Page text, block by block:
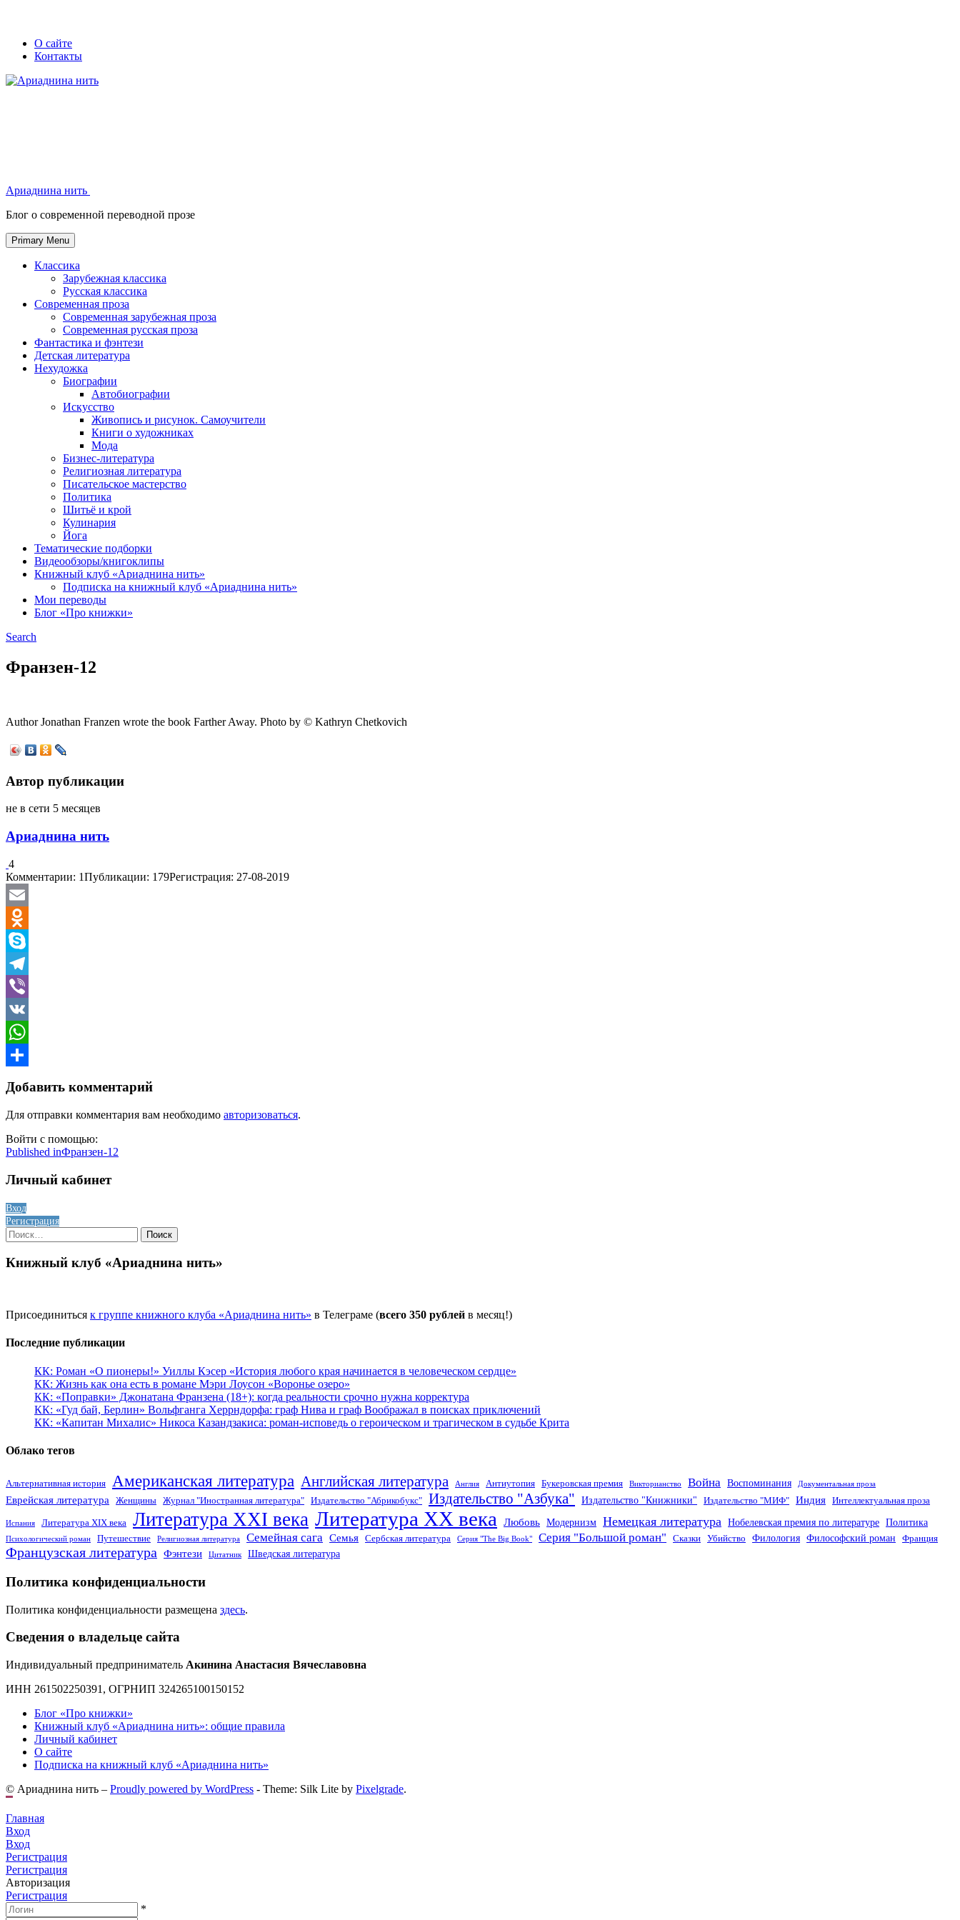
Skip
Secondary
left
navigation
Secondary
right
navigation
О сайте
Контакты
Ариаднина нить
Блог о современной переводной прозе
Primary Menu
Классика
Зарубежная классика
Русская классика
Современная проза
Современная зарубежная проза
Современная русская проза
Фантастика и фэнтези
Детская литература
Нехудожка
Биографии
Автобиографии
Искусство
Живопись и рисунок. Самоучители
Книги о художниках
Мода
Бизнес-литература
Религиозная литература
Писательское мастерство
Политика
Шитьё и крой
Кулинария
Йога
Тематические подборки
Видеообзоры/книгоклипы
Книжный клуб «Ариаднина нить»
Подписка на книжный клуб «Ариаднина нить»
Мои переводы
Блог «Про книжки»
Search
Франзен-12
Author Jonathan Franzen wrote the book Farther Away. Photo by © Kathryn Chetkovich
Автор публикации
не в сети 5 месяцев
Ариаднина нить
4
Комментарии: 1Публикации: 179Регистрация: 27-08-2019
Email
Odnoklassniki
Skype
Telegram
Viber
VK
WhatsApp
Добавить комментарий
Для отправки комментария вам необходимо авторизоваться.
Войти с помощью:
Навигация
по
Published inФранзен-12
Личный кабинет
Вход
Регистрация
Найти:
Книжный клуб «Ариаднина нить»
Присоединиться к группе книжного клуба «Ариаднина нить» в Телеграме (всего 350 рублей в месяц!)
Последние публикации
КК: Роман «О пионеры!» Уиллы Кэсер «История любого края начинается в человеческом сердце»
КК: Жизнь как она есть в романе Мэри Лоусон «Воронье озеро»
КК: «Поправки» Джонатана Франзена (18+): когда реальности срочно нужна корректура
КК: «Гуд бай, Берлин» Вольфганга Херрндорфа: граф Нива и граф Воображал в поисках приключений
КК: «Капитан Михалис» Никоса Казандзакиса: роман-исповедь о героическом и трагическом в судьбе Крита
Облако тегов
Альтернативная история Американская литература Английская литература Англия Антиутопия Букеровская премия Викторианство Война Воспоминания Документальная проза
Еврейская литература Женщины Журнал "Иностранная литература" Издательство "Абрикобукс" Издательство "Азбука" Издательство "Книжники" Издательство "МИФ" Индия Интеллектуальная проза
Испания Литература XIX века Литература XXI века Литература XX века Любовь Модернизм Немецкая литература Нобелевская премия по литературе Политика
Психологический роман Путешествие Религиозная литература Семейная сага Семья Сербская литература Серия "The Big Book" Серия "Большой роман" Сказки Убийство Филология Философский роман Франция
Французская литература Фэнтези Цитатник Шведская литература
Политика конфиденциальности
Политика конфиденциальности размещена здесь.
Сведения о владельце сайта
Индивидуальный предприниматель Акинина Анастасия Вячеславовна
ИНН 261502250391, ОГРНИП 324265100150152
Блог «Про книжки»
Книжный клуб «Ариаднина нить»: общие правила
Личный кабинет
О сайте
Подписка на книжный клуб «Ариаднина нить»
© Ариаднина нить – Proudly powered by WordPress - Theme: Silk Lite by Pixelgrade.
Главная
Вход
Вход
Регистрация
Регистрация
Авторизация
Регистрация
*